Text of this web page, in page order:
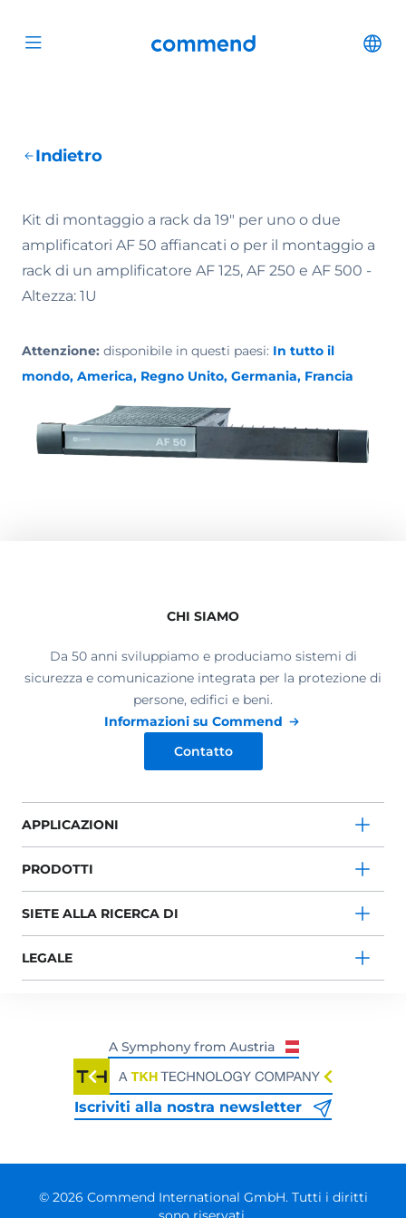
Open menu Commend
Indietro
Kit di montaggio a rack da 19" per uno o due
amplificatori AF 50 affiancati o per il montaggio a
rack di un amplificatore AF 125, AF 250 e AF 500 -
Altezza: 1U
Attenzione: disponibile in questi paesi: In tutto il
mondo, America, Regno Unito, Germania, Francia
CHI SIAMO
Da 50 anni sviluppiamo e produciamo sistemi di
sicurezza e comunicazione integrata per la protezione di
persone, edifici e beni.
Informazioni su Commend
Contatto
APPLICAZIONI
PRODOTTI
SIETE ALLA RICERCA DI
LEGALE
Iscriviti alla nostra newsletter
© 2026 Commend International GmbH. Tutti i diritti